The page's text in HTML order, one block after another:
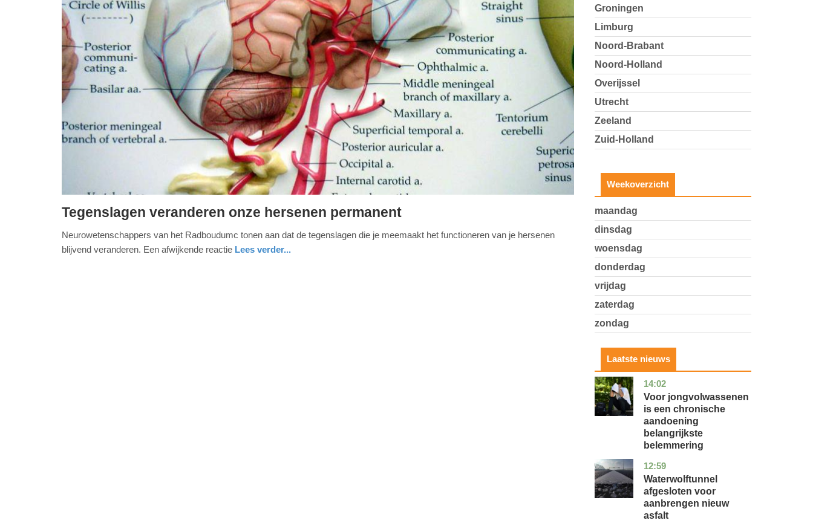
22.
augustus
Tegenslagen veranderen onze hersenen permanent
Neurowetenschappers van het Radboudumc tonen aan dat de tegenslagen die je meemaakt het functioneren van je hersenen
blijvend veranderen. Een afwijkende reactie Lees verder...
Groningen
Limburg
Noord-Brabant
Noord-Holland
Overijssel
Utrecht
Zeeland
Zuid-Holland
Weekoverzicht
maandag
dinsdag
woensdag
donderdag
vrijdag
zaterdag
zondag
Laatste nieuws
14:02
utrecht
gezondheid
Voor jongvolwassenen
is een chronische
aandoening
belangrijkste
belemmering
12:59
noord-
holland
nieuws
Waterwolftunnel
afgesloten voor
aanbrengen nieuw
asfalt